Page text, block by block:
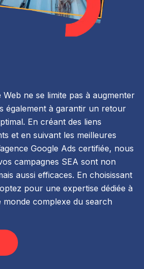
Web ne se limite pas à augmenter
également à garantir un retour
En créant des liens
et en suivant les meilleures
Google Ads certifiée, nous
campagnes SEA sont non
aussi efficaces. En choisissant
pour une expertise dédiée à
complexe du search